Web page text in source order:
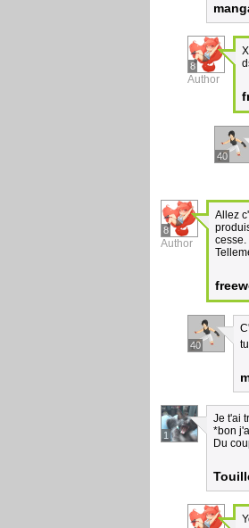
8
Author
40
8
Author
Allez
40
1
Je t'ai
*bon
Du